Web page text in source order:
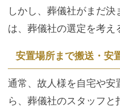
しかし、葬儀社がまだ決
は、葬儀社の選定を考え
安置場所まで搬送・安
通常、故人様を自宅や安
ら、葬儀社のスタッフ